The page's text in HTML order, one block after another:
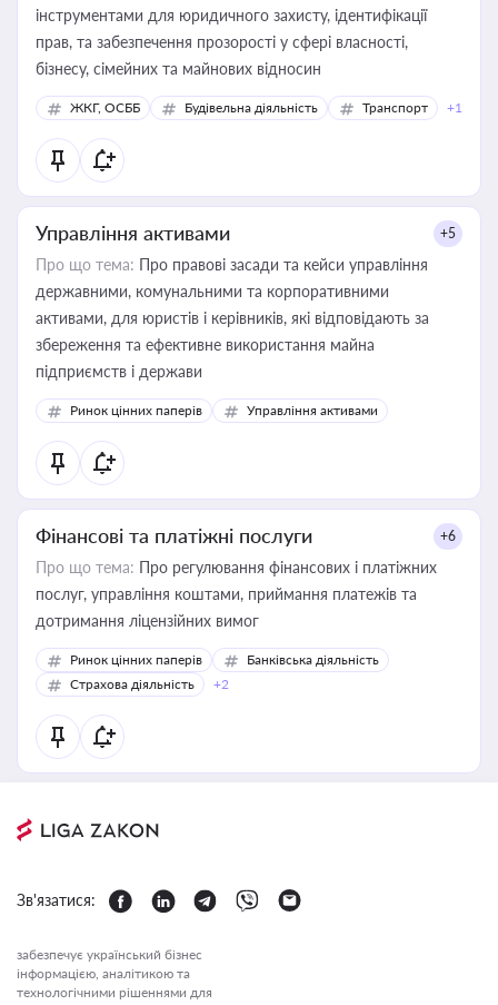
інструментами для юридичного захисту, ідентифікації
прав, та забезпечення прозорості у сфері власності,
бізнесу, сімейних та майнових відносин
ЖКГ, ОСББ Будівельна діяльність Транспорт +1
Управління активами +5
Про що тема: Про правові засади та кейси управління
державними, комунальними та корпоративними
активами, для юристів і керівників, які відповідають за
збереження та ефективне використання майна
підприємств і держави
Ринок цінних паперів Управління активами
Фінансові та платіжні послуги +6
Про що тема: Про регулювання фінансових і платіжних
послуг, управління коштами, приймання платежів та
дотримання ліцензійних вимог
Ринок цінних паперів
Банківська діяльність
Страхова діяльність
+2
Зв'язатися:
забезпечує український бізнес
інформацією, аналітикою та
технологічними рішеннями для